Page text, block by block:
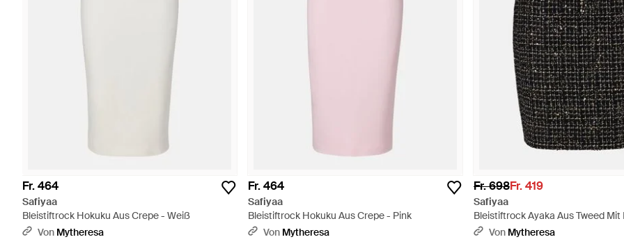
Fr. 464
Safiyaa
Bleistiftrock Hokuku Aus Crepe - Weiß
Von Mytheresa
Fr. 464
Safiyaa
Bleistiftrock Hokuku Aus Crepe - Pink
Von Mytheresa
Fr. 698Fr. 419
Safiyaa
Bleistiftrock Ayaka Aus Tweed
Schwarz
Von Mytheresa